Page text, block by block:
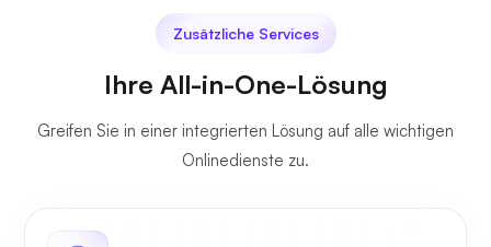
Zusätzliche Services
Ihre All-in-One-Lösung
Greifen Sie in einer integrierten Lösung auf alle wichtigen
Onlinedienste zu.